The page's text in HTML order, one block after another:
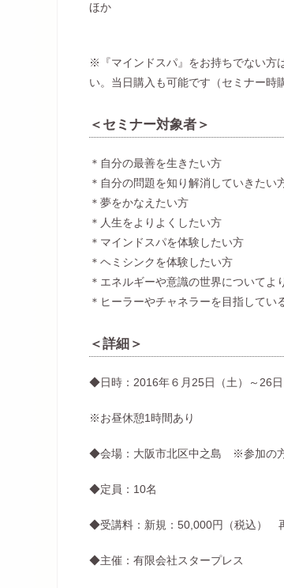
ほか
※『マインドスパ』をお持ちでない方
い。当日購入も可能です（セミナー時
＜セミナー対象者＞
＊自分の最善を生きたい方
＊自分の問題を知り解消していきたい
＊夢をかなえたい方
＊人生をよりよくしたい方
＊マインドスパを体験したい方
＊ヘミシンクを体験したい方
＊エネルギーや意識の世界についてよ
＊ヒーラーやチャネラーを目指してい
＜詳細＞
◆日時：2016年６月25日（土）～
※お昼休憩1時間あり
◆会場：大阪市北区中之島 ※参加の方
◆定員：10名
◆受講料：新規：50,000円（税込
◆主催：有限会社スタープレス